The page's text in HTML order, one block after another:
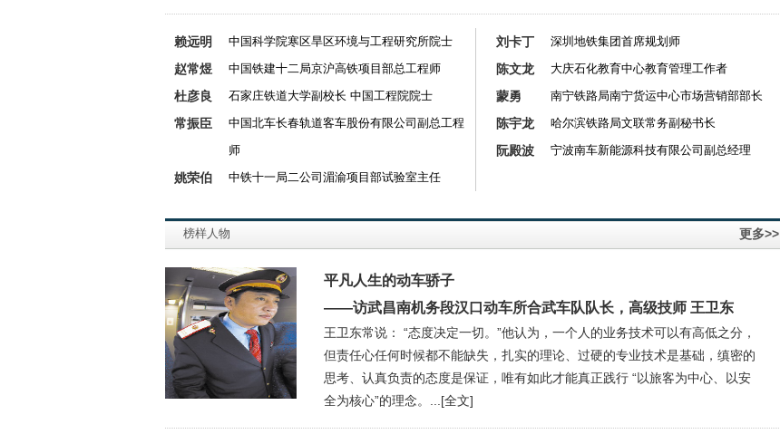
赖远明 中国科学院寒区旱区环境与工程研究所院士
赵常煜 中国铁建十二局京沪高铁项目部总工程师
杜彦良 石家庄铁道大学副校长 中国工程院院士
常振臣
中国北车长春轨道客车股份有限公司副总工程
师
姚荣伯 中铁十一局二公司湄渝项目部试验室主任
刘卡丁 深圳地铁集团首席规划师
陈文龙 大庆石化教育中心教育管理工作者
蒙勇 南宁铁路局南宁货运中心市场营销部部长
陈宇龙 哈尔滨铁路局文联常务副秘书长
阮殿波 宁波南车新能源科技有限公司副总经理
榜样人物 更多>>
平凡人生的动车骄子
——访武昌南机务段汉口动车所合武车队队长，高级技师 王卫东
王卫东常说： “态度决定一切。”他认为，一个人的业务技术可以有高低之分，
但责任心任何时候都不能缺失，扎实的理论、过硬的专业技术是基础，缜密的
思考、认真负责的态度是保证，唯有如此才能真正践行 “以旅客为中心、以安
全为核心”的理念。... [全文]